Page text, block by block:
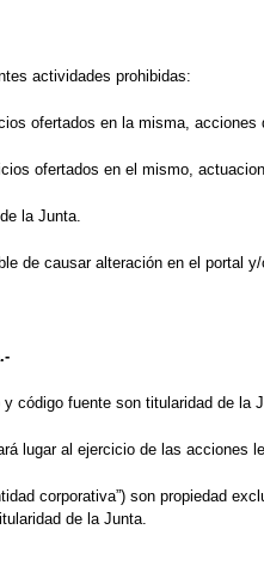
actividades prohibidas:
ofertados en la misma,
ofertados en el mismo,
la Junta.
de causar alteración en el portal
fuente son titularidad de la
lugar al ejercicio de las acciones
corporativa”) son propiedad
de la Junta.